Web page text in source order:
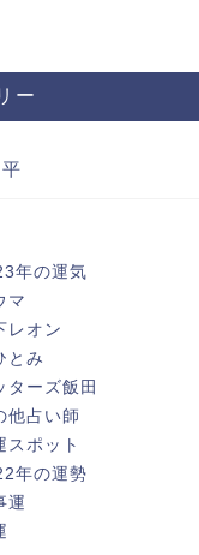
ー
年の運気
マ
レオン
とみ
ターズ飯田
他占い師
スポット
年の運勢
運